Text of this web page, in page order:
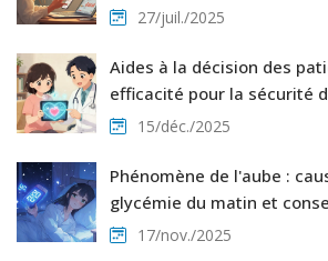
27/juil./2025
Aides à la décision des
efficacité pour la sécurité
15/déc./2025
Phénomène de l'aube :
glycémie du matin et
17/nov./2025